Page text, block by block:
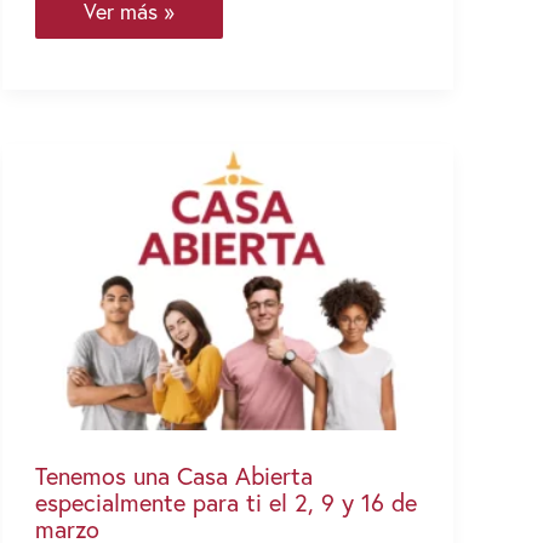
Sagrado
relanza
multidisciplinaria
Coma»
Ver más »
Tenemos una Casa Abierta
especialmente para ti el 2, 9 y 16 de
marzo